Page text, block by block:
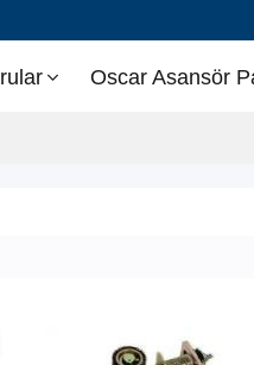
Oscar Asansör